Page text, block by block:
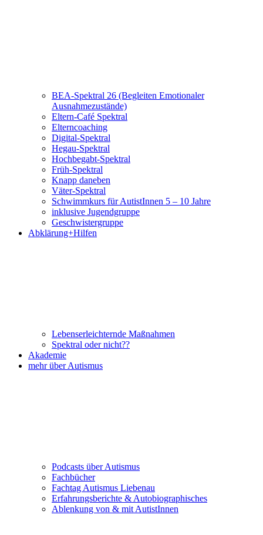
BEA-Spektral 26 (Begleiten Emotionaler
Ausnahmezustände)
Eltern-Café Spektral
Elterncoaching
Digital-Spektral
Hegau-Spektral
Hochbegabt-Spektral
Früh-Spektral
Knapp daneben
Väter-Spektral
Schwimmkurs für AutistInnen 5 – 10 Jahre
inklusive Jugendgruppe
Geschwistergruppe
Abklärung+Hilfen
Lebenserleichternde Maßnahmen
Spektral oder nicht??
Akademie
mehr über Autismus
Podcasts über Autismus
Fachbücher
Fachtag Autismus Liebenau
Erfahrungsberichte & Autobiographisches
Ablenkung von & mit AutistInnen